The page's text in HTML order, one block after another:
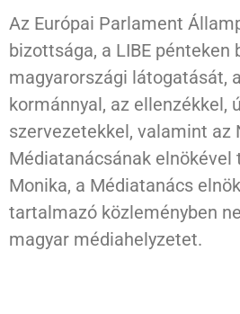
Az Európai Parlament
bizottsága, a LIBE pénteken
magyarországi látogatását,
kormánnyal, az ellenzékkel,
szervezetekkel, valamint az
Médiatanácsának elnökével
Monika, a Médiatanács
tartalmazó közleményben
magyar médiahelyzetet.